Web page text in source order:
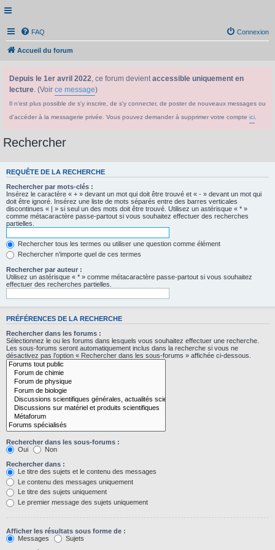
FAQ Connexion
Accueil du forum
Depuis le 1er avril 2022, ce forum devientaccessible uniquement en
lecture. (Voir ce message)
Il n'est plus possible de s'y inscrire, de s'y connecter, de poster de nouveaux messages ou
d'accéder à la messagerie privée. Vous pouvez demander à supprimer votre compte ici
Rechercher
REQUÊTE DE LA RECHERCHE
Rechercher par mots-clés :
Insérez le caractère « + » devant un mot qui doit être trouvé et « - » devant un mot qui
doit être ignoré. Insérez une liste de mots séparés entre des barres verticales
discontinues « | » si seul un des mots doit être trouvé. Utilisez un astérisque « * »
comme métacaractère passe-partout si vous souhaitez effectuer des recherches
partielles.
Rechercher tous les termes ou utiliser une question comme élément
Rechercher n’importe quel de ces termes
Rechercher par auteur :
Utilisez un astérisque « * » comme métacaractère passe-partout si vous souhaitez
effectuer des recherches partielles.
PRÉFÉRENCES DE LA RECHERCHE
Rechercher dans les forums :
Sélectionnez le ou les forums dans lesquels vous souhaitez effectuer une recherche.
Les sous-forums seront automatiquement inclus dans la recherche si vous ne
désactivez pas l’option « Rechercher dans les sous-forums » affichée ci-dessous.
Rechercher dans les sous-forums :
Oui
Non
Rechercher dans :
Le titre des sujets et le contenu des messages
Le contenu des messages uniquement
Le titre des sujets uniquement
Le premier message des sujets uniquement
Afficher les résultats sous forme de :
Messages
Sujets